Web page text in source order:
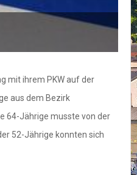
mit ihrem PKW auf der
aus dem Bezirk
64-Jährige musste von der
52-Jährige konnten sich